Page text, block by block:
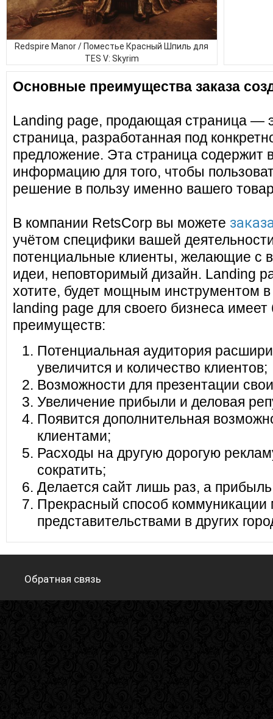
Redspire Manor / Поместье Красный Шпиль для
TES V: Skyrim
Основные преимущества заказа
Landing page, продающая страница —
страница, разработанная под
предложение. Эта страница содержит
информацию для того, чтобы
решение в пользу именно вашего
В компании RetsCorp вы можете
учётом специфики вашей
потенциальные клиенты, желающие с
идеи, неповторимый дизайн. Landing
хотите, будет мощным инструментом
landing page для своего бизнеса
преимуществ:
Потенциальная аудитория
увеличится и количество клиентов;
Возможности для презентации
Увеличение прибыли и деловая
Появится дополнительная
клиентами;
Расходы на другую дорогую
сократить;
Делается сайт лишь раз, а
Прекрасный способ коммуникации
представительствами в других
Обратная связь